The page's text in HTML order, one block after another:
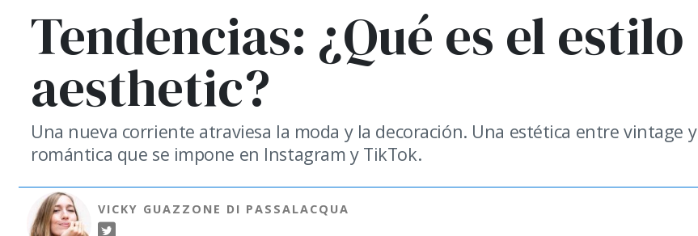
Tendencias: ¿Qué es el estilo
aesthetic?
Una nueva corriente atraviesa la moda y la decoración. Una estética entre vintage y
romántica que se impone en Instagram y TikTok.
VICKY GUAZZONE DI PASSALACQUA